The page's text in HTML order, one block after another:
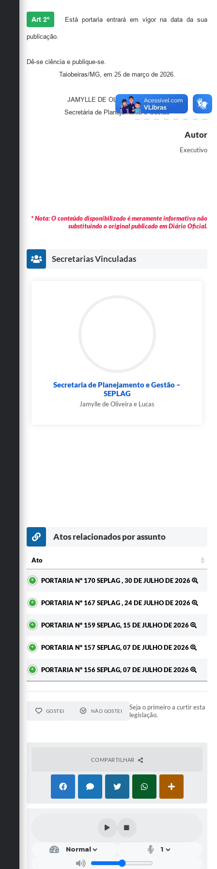
Art 2º Está portaria entrará em vigor na data da sua
publicação.
Dê-se ciência e publique-se.
Taiobeiras/MG, em 25 de março de 2026.
JAMYLLE DE OLIVEIRA E LUCAS
Secretária de Planejamento e Gestão
Autor
Executivo
* Nota: O conteúdo disponibilizado é meramente informativo não
substituindo o original publicado em Diário Oficial.
Secretarias Vinculadas
Secretaria de Planejamento e Gestão –
SEPLAG
Jamylle de Oliveira e Lucas
Atos relacionados por assunto
Ato
PORTARIA Nº 170 SEPLAG , 30 DE JULHO DE 2026
PORTARIA Nº 167 SEPLAG , 24 DE JULHO DE 2026
PORTARIA Nº 159 SEPLAG, 15 DE JULHO DE 2026
PORTARIA Nº 157 SEPLAG, 07 DE JULHO DE 2026
PORTARIA Nº 156 SEPLAG, 07 DE JULHO DE 2026
GOSTEI NÃO GOSTEI
Seja o primeiro a curtir esta
legislação.
COMPARTILHAR